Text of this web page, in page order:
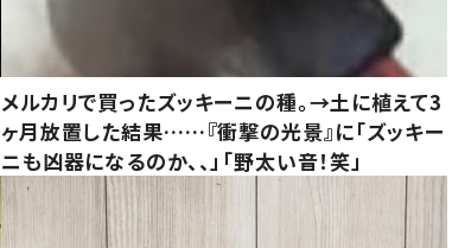
メルカリで買ったズッキーニの種。→土に植えて3
ヶ月放置した結果……『衝撃の光景』に「ズッキー
ニも凶器になるのか、、」「野太い音！笑」